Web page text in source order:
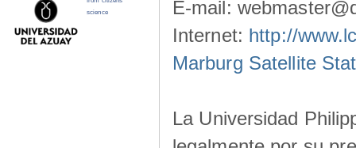
E-mail:
Internet: http://
Marburg Satellite
La Universidad
science